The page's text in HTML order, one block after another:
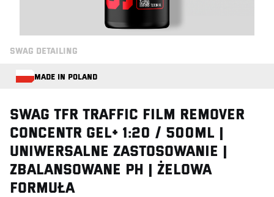
SWAG DETAILING
MADE IN POLAND
Swag TFR TRAFFIC FILM REMOVER
CONCENTR GEL+ 1:20 / 500ml |
Uniwersalne Zastosowanie |
Zbalansowane pH | Żelowa
Formuła